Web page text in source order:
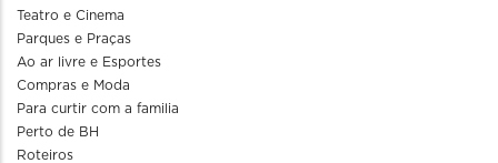
Teatro e Cinema
Parques e Praças
Ao ar livre e Esportes
Compras e Moda
Para curtir com a familia
Perto de BH
Roteiros